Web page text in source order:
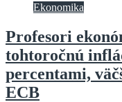
Ekonomika
Profesori
tohtoročnú
percentami,
ECB